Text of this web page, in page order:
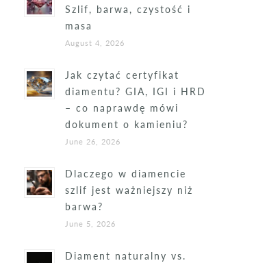
Szlif, barwa, czystość i
masa
August 4, 2026
Jak czytać certyfikat
diamentu? GIA, IGI i HRD
– co naprawdę mówi
dokument o kamieniu?
June 26, 2026
Dlaczego w diamencie
szlif jest ważniejszy niż
barwa?
June 5, 2026
Diament naturalny vs.